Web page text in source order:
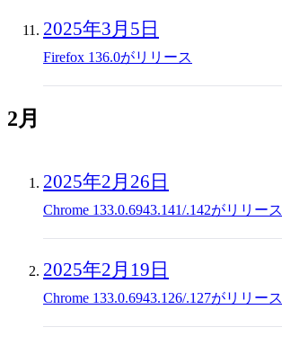
2025年3月5日
Firefox 136.0がリリース
2月
2025年2月26日
Chrome 133.0.6943.141/.142がリリース
2025年2月19日
Chrome 133.0.6943.126/.127がリリース